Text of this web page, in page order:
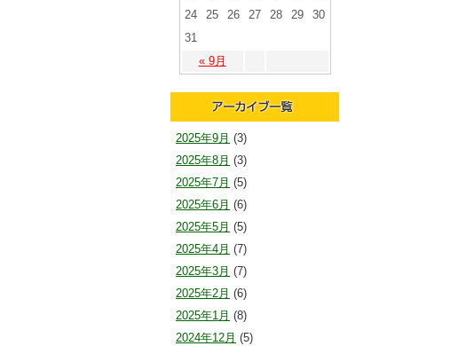
« 9月
24
25 26 27 28 29
30
31
2025年9月 (3)
2025年8月 (3)
2025年7月 (5)
2025年6月 (6)
2025年5月 (5)
2025年4月 (7)
2025年3月 (7)
2025年2月 (6)
2025年1月 (8)
2024年12月 (5)